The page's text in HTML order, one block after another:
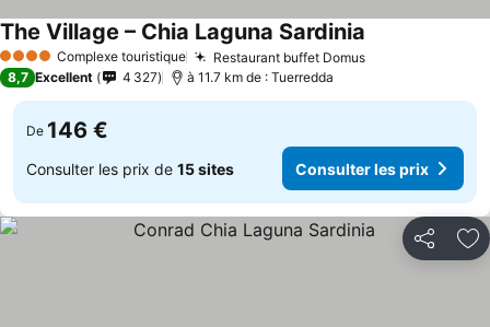
4 Étoiles Complexe touristique Restaurant buffet Domus
The Village – Chia Laguna Sardinia
8,7 Excellent 4 327 à 11.7 km de : Tuerredda
De 146 €
Consulter les prix de 15 sites Consulter les prix
Partager